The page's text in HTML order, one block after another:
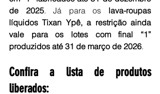
de 2025. Já para os lava-roupas
líquidos Tixan Ypê, a restrição ainda
vale para os lotes com final “1”
produzidos até 31 de março de 2026.
Confira a lista de produtos
liberados: